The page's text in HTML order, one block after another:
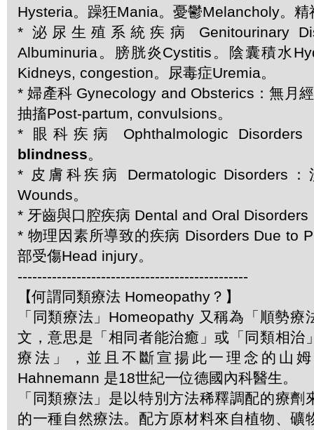
Hysteria。躁狂Mania。憂鬱Melancholy。精
* 泌尿生殖系統疾病 Genitourinary
Albuminuria。膀胱炎Cystitis。陰囊積水
Kidneys, congestion。尿毒症Uremia。
* 婦產科 Gynecology and Obsterics：無月
抽搐Post-partum, convulsions。
* 眼科疾病 Ophthalmologic Disorders
blindness。
* 皮膚科疾病 Dermatologic Disorders
Wounds。
* 牙齒與口腔疾病 Dental and Oral Disorders
* 物理因素所導致的疾病 Disorders Due to
部受傷Head injury。
-----------------------------------------------
【何謂同類療法 Homeopathy？】
「同類療法」Homeopathy 又稱為「順勢療
文，意思是「相同者能治癒」或「同類相治
療法」，並且不斷宣揚此一理念的山
Hahnemann 是18世紀一位德國內科醫生。
「同類療法」是以特別方法稀釋調配的療劑
的一種自然療法。配方原材料來自植物、礦